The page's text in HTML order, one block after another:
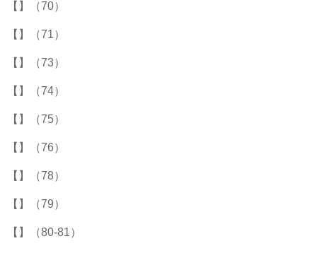
【】（70）
【】（71）
【】（73）
【】（74）
【】（75）
【】（76）
【】（78）
【】（79）
【】（80-81）